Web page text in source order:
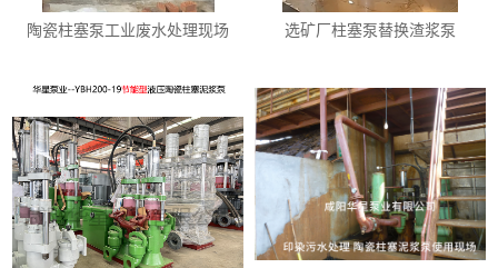
陶瓷柱塞泵工业废水处理现场 选矿厂柱塞泵替换渣浆泵